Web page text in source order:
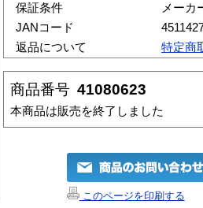
保証条件
メーカ
JANコード
返品について
特定商
商品番号 41080623
本商品は販売を終了しました
このページを印刷する